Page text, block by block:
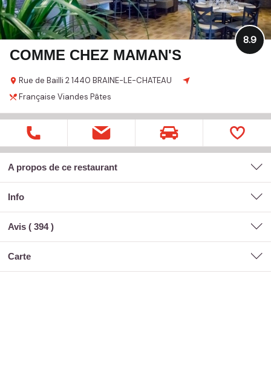
COMME CHEZ MAMAN'S
Rue de Bailli 21440 BRAINE-LE-CHATEAU
8.9
Française Viandes Pâtes
A propos de ce restaurant
Info
Avis ( 394)
carte